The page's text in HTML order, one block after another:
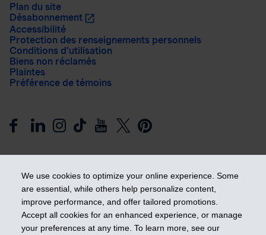
We use cookies to optimize your online experience. Some
are essential, while others help personalize content,
improve performance, and offer tailored promotions.
Accept all cookies for an enhanced experience, or manage
your preferences at any time. To learn more, see our
Plan du site
Désabonnement
Accessibilité
Protection des renseignements personnels
Conditions d’utilisation
Biens non réclamés
Plaintes
Préférence de témoins
Prendre les devants